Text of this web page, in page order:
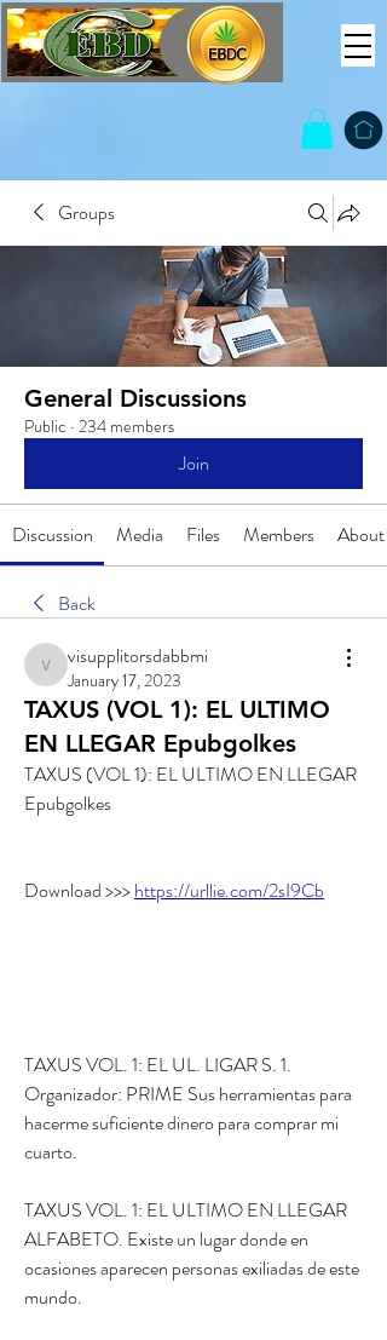
Groups
General Discussions
Public · 234 members
Join
Discussion Media Files Members About
Back
visupplitorsdabbmi
visupplitorsdabbmi
January 17, 2023
TAXUS (VOL 1): EL ULTIMO
EN LLEGAR Epubgolkes
TAXUS (VOL 1): EL ULTIMO EN LLEGAR
Epubgolkes
Download >>> https://urllie.com/2sI9Cb
TAXUS VOL. 1: EL UL. LIGAR S. 1.
Organizador: PRIME Sus herramientas para
hacerme suficiente dinero para comprar mi
cuarto.
TAXUS VOL. 1: EL ULTIMO EN LLEGAR
ALFABETO. Existe un lugar donde en
ocasiones aparecen personas exiliadas de este
mundo.